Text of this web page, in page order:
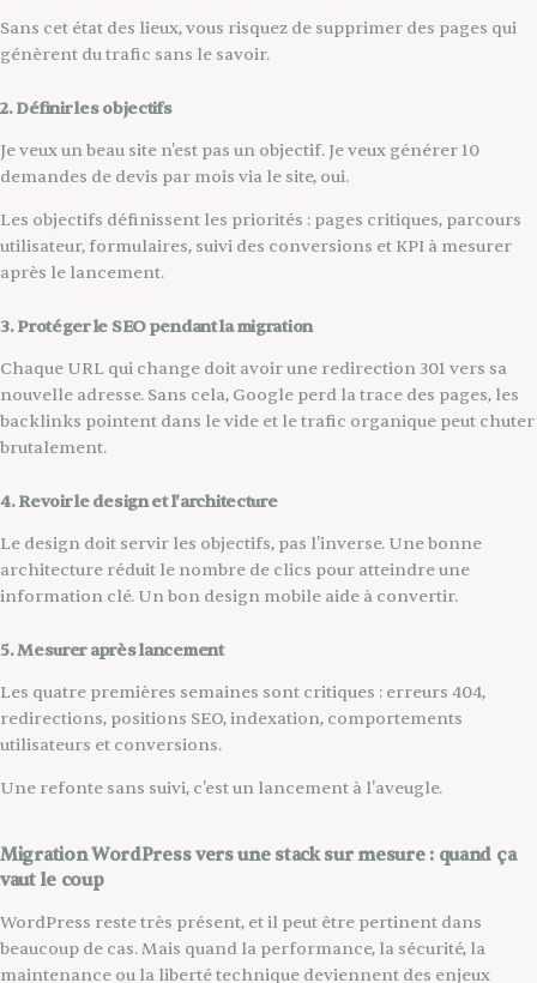
Sans cet état des lieux, vous risquez de supprimer des pages qui
génèrent du trafic sans le savoir.
2. Définir les objectifs
Je veux un beau site n'est pas un objectif. Je veux générer 10
demandes de devis par mois via le site, oui.
Les objectifs définissent les priorités : pages critiques, parcours
utilisateur, formulaires, suivi des conversions et KPI à mesurer
après le lancement.
3. Protéger le SEO pendant la migration
Chaque URL qui change doit avoir une redirection 301 vers sa
nouvelle adresse. Sans cela, Google perd la trace des pages, les
backlinks pointent dans le vide et le trafic organique peut chuter
brutalement.
4. Revoir le design et l'architecture
Le design doit servir les objectifs, pas l'inverse. Une bonne
architecture réduit le nombre de clics pour atteindre une
information clé. Un bon design mobile aide à convertir.
5. Mesurer après lancement
Les quatre premières semaines sont critiques : erreurs 404,
redirections, positions SEO, indexation, comportements
utilisateurs et conversions.
Une refonte sans suivi, c'est un lancement à l'aveugle.
Migration WordPress vers une stack sur mesure : quand ça
vaut le coup
WordPress reste très présent, et il peut être pertinent dans
beaucoup de cas. Mais quand la performance, la sécurité, la
maintenance ou la liberté technique deviennent des enjeux